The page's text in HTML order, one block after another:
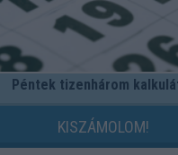
Péntek tizenhárom
KISZÁMOLOM!